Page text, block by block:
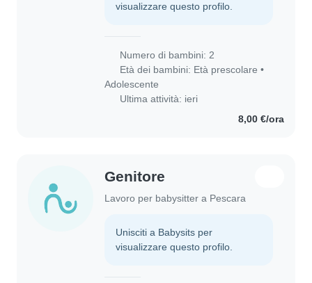
visualizzare questo profilo.
Numero di bambini: 2
Età dei bambini: Età prescolare •
Adolescente
Ultima attività: ieri
8,00 €/ora
Genitore
Lavoro per babysitter a Pescara
Unisciti a Babysits per
visualizzare questo profilo.